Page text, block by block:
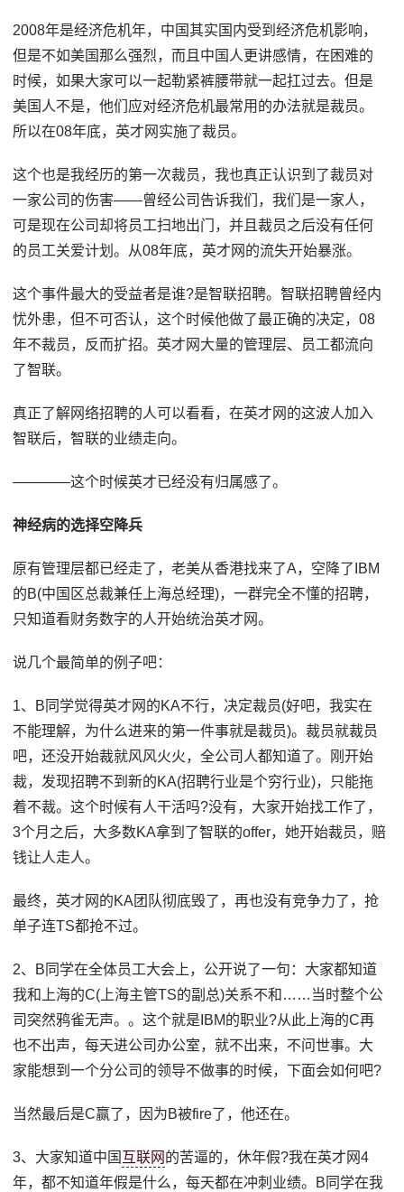
2008年是经济危机年，中国其实国内受到经济危机影响，
但是不如美国那么强烈，而且中国人更讲感情，在困难的
时候，如果大家可以一起勒紧裤腰带就一起扛过去。但是
美国人不是，他们应对经济危机最常用的办法就是裁员。
所以在08年底，英才网实施了裁员。
这个也是我经历的第一次裁员，我也真正认识到了裁员对
一家公司的伤害——曾经公司告诉我们，我们是一家人，
可是现在公司却将员工扫地出门，并且裁员之后没有任何
的员工关爱计划。从08年底，英才网的流失开始暴涨。
这个事件最大的受益者是谁?是智联招聘。智联招聘曾经内
忧外患，但不可否认，这个时候他做了最正确的决定，08
年不裁员，反而扩招。英才网大量的管理层、员工都流向
了智联。
真正了解网络招聘的人可以看看，在英才网的这波人加入
智联后，智联的业绩走向。
————这个时候英才已经没有归属感了。
神经病的选择空降兵
原有管理层都已经走了，老美从香港找来了A，空降了IBM
的B(中国区总裁兼任上海总经理)，一群完全不懂的招聘，
只知道看财务数字的人开始统治英才网。
说几个最简单的例子吧：
1、B同学觉得英才网的KA不行，决定裁员(好吧，我实在
不能理解，为什么进来的第一件事就是裁员)。裁员就裁员
吧，还没开始裁就风风火火，全公司人都知道了。刚开始
裁，发现招聘不到新的KA(招聘行业是个穷行业)，只能拖
着不裁。这个时候有人干活吗?没有，大家开始找工作了，
3个月之后，大多数KA拿到了智联的offer，她开始裁员，赔
钱让人走人。
最终，英才网的KA团队彻底毁了，再也没有竞争力了，抢
单子连TS都抢不过。
2、B同学在全体员工大会上，公开说了一句：大家都知道
我和上海的C(上海主管TS的副总)关系不和……当时整个公
司突然鸦雀无声。。这个就是IBM的职业?从此上海的C再
也不出声，每天进公司办公室，就不出来，不问世事。大
家能想到一个分公司的领导不做事的时候，下面会如何吧?
当然最后是C赢了，因为B被fire了，他还在。
3、大家知道中国 互联网 的苦逼的，休年假?我在英才网4
年，都不知道年假是什么，每天都在冲刺业绩。B同学在我